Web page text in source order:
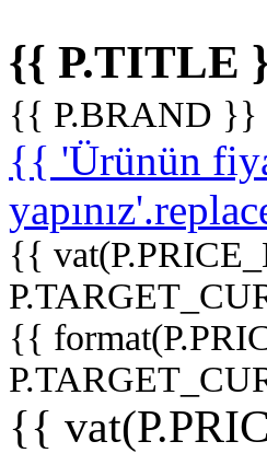
{{ P.TITLE
{{ P.BRAND }}
{{ 'Ürünün
{{
{{
{{